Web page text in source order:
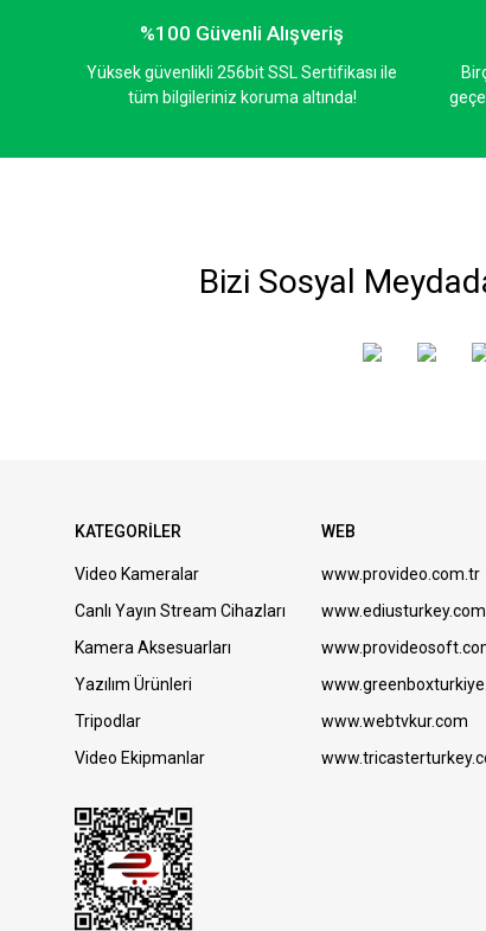
%100 Güvenli Alışveriş
Yüksek güvenlikli 256bit SSL Sertifikası ile
tüm bilgileriniz koruma altında!
Bizi Sosyal
KATEGORİLER
Video Kameralar
Canlı Yayın Stream Cihazları
Kamera Aksesuarları
Yazılım Ürünleri
Tripodlar
Video Ekipmanlar
WEB
www.provideo.com.tr
www.ediusturkey.com
www.webtvkur.com